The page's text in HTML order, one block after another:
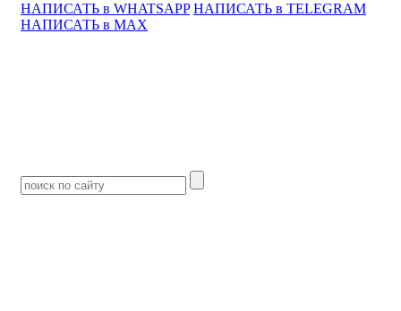
НАПИСАТЬ в WHATSAPP НАПИСАТЬ в TELEGRAM
НАПИСАТЬ в MAX